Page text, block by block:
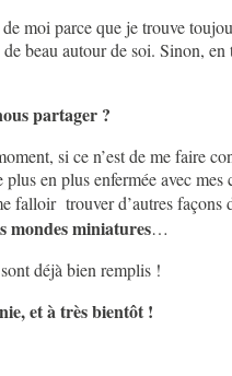
moi parce que je trouve
beau autour de soi. Sinon,
partager ?
si ce n’est de me faire
en plus enfermée avec
falloir trouver d’autres
mondes miniatures…
déjà bien remplis !
et à très bientôt !